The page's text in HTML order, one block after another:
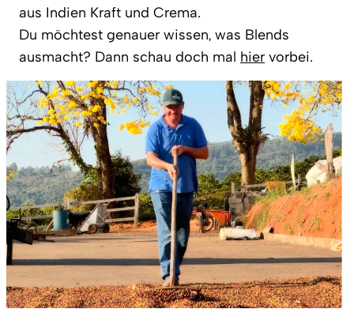
aus Indien Kraft und Crema.
Du möchtest genauer wissen, was Blends
ausmacht? Dann schau doch mal hier vorbei.